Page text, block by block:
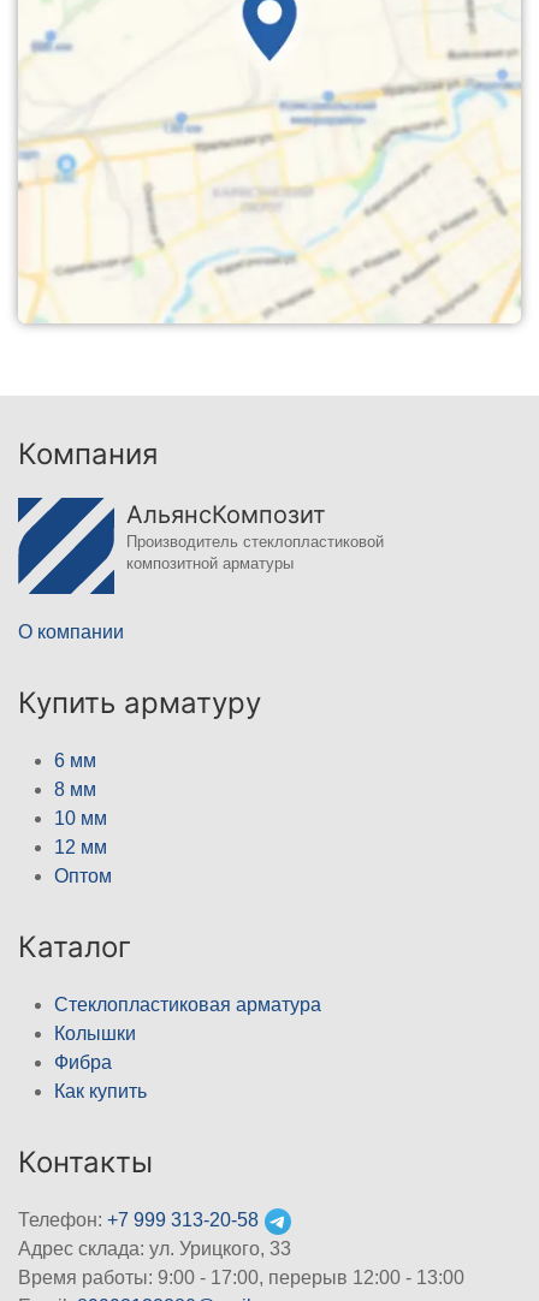
Компания
АльянсКомпозит
Производитель стеклопластиковой
композитной арматуры
О компании
Купить арматуру
6 мм
8 мм
10 мм
12 мм
Оптом
Каталог
Стеклопластиковая арматура
Колышки
Фибра
Как купить
Контакты
Телефон: +7 999 313-20-58
Адрес склада: ул. Урицкого, 33
Время работы: 9:00 - 17:00, перерыв 12:00 - 13:00